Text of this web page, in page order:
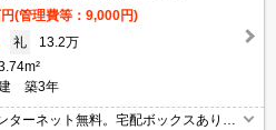
(管理費等：9,000円)
礼
13.2万
築3年
ーネット無料。宅配ボックスあり。